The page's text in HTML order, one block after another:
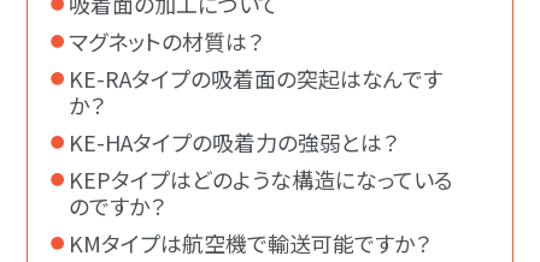
マグネットの材質は？
KE-RAタイプの吸着面の突起はなんです
か？
KE-HAタイプの吸着力の強弱とは？
KEPタイプはどのような構造になっている
のですか？
KMタイプは航空機で輸送可能ですか？